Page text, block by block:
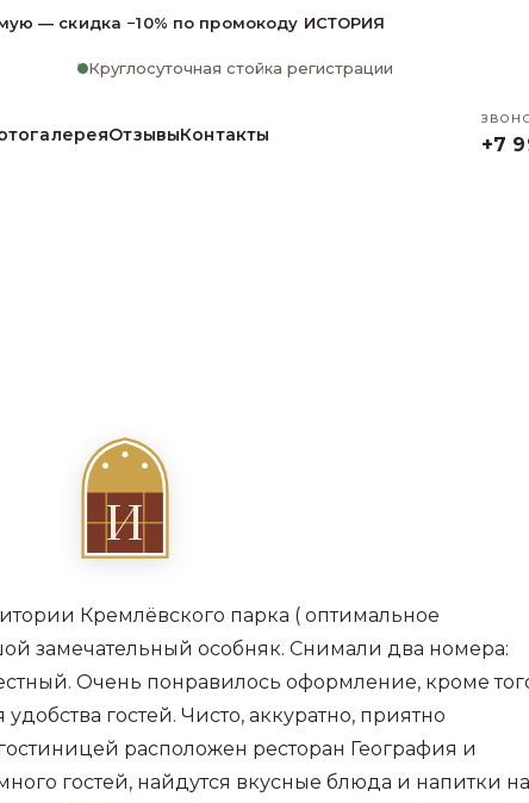
— скидка −10% по промокоду ИСТОРИЯ
Круглосуточная стойка регистрации
ОтзывыКонтакты +7
И
Кремлёвского парка ( оптимальное
замечательный особняк. Снимали два номера:
Очень понравилось оформление, кроме
гостей. Чисто, аккуратно, приятно
расположен ресторан География и
гостей, найдутся вкусные блюда и напитки на